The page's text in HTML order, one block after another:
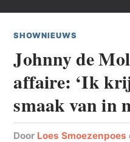
SHOWNIEUWS
Johnny de
affaire: ‘Ik
smaak van in
door Loes Smoezenpoes